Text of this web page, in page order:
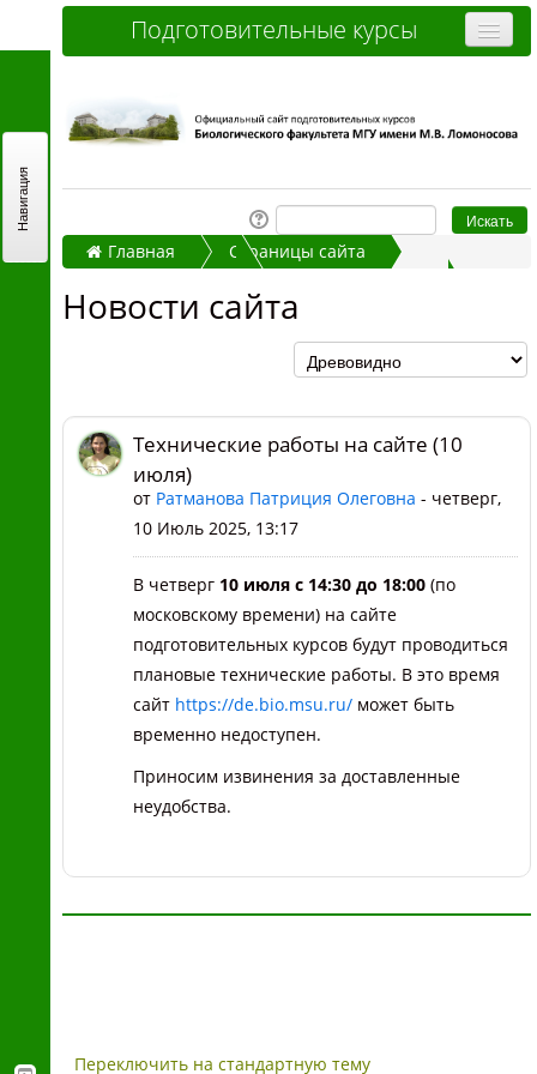
Подготовительные курсы
Дистанционные курсы
Как записаться и оплатить
Контакты
Часто задаваемые вопросы
Вы не вошли в систему (Вход)
Главная
Страницы сайта
Технические работы на сайте (10 июля)
Новости сайта
Технические работы на сайте (10
июля)
от Ратманова Патриция Олеговна - четверг,
10 Июль 2025, 13:17
В четверг 10 июля с 14:30 до 18:00 (по
московскому времени) на сайте
подготовительных курсов будут проводиться
плановые технические работы. В это время
сайт https://de.bio.msu.ru/ может быть
временно недоступен.
Приносим извинения за доставленные
неудобства.
Переключить на стандартную тему
Навигация